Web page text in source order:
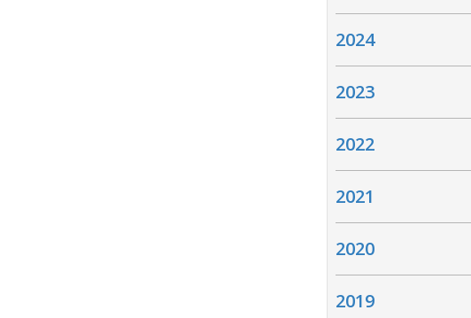
2024
2023
2022
2021
2020
2019